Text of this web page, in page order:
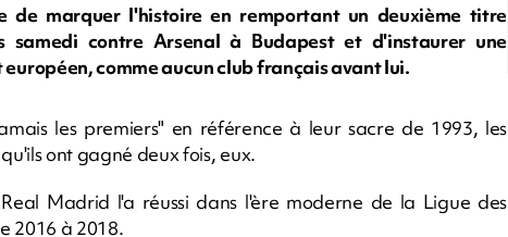
de marquer l'histoire en remportant un deuxième titre
samedi contre Arsenal à Budapest et d'instaurer une
comme aucun club français avant lui.
les premiers" en référence à leur sacre de 1993, les
ont gagné deux fois, eux.
Madrid l'a réussi dans l'ère moderne de la Ligue des
2016 à 2018.